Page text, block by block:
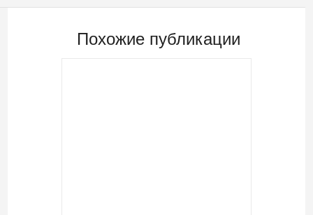
Похожие публикации